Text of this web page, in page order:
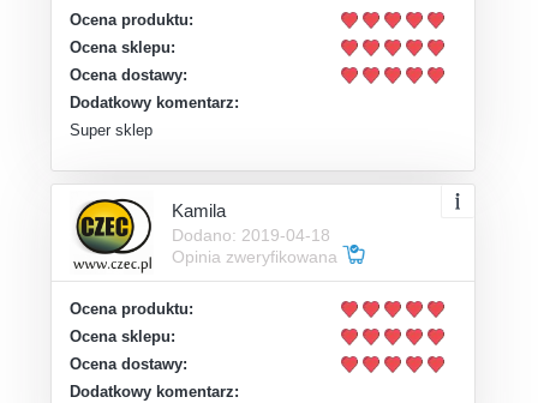
Ocena produktu:
Ocena sklepu:
Ocena dostawy:
Dodatkowy komentarz:
Super sklep
Kamila
Dodano: 2019-04-18
Opinia zweryfikowana
Ocena produktu:
Ocena sklepu:
Ocena dostawy:
Dodatkowy komentarz: